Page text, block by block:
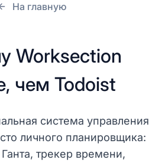
На главную
Worksection
чем Todoist
система управления
личного планировщика:
трекер времени,